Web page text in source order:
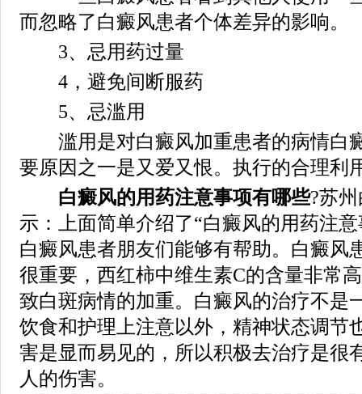
而忽略了白癜风患者个体差异的影响。
3、忌用药过量
4，避免间断服药
5、忌滥用
滥用是对白癜风加重患者的病情白
要原因之一是又爱又恨。执行的合理利
白癜风的用药注意事项有哪些?苏
示：上面简单介绍了“白癜风的用药注
白癜风患者朋友们能够有帮助。白癜风
很重要，西红柿中维生素C的含量非常
致白斑病情的加重。白癜风的治疗不是
饮食和护理上注意以外，精神状态调节
害是显而易见的，所以积极去治疗是很
人的伤害。